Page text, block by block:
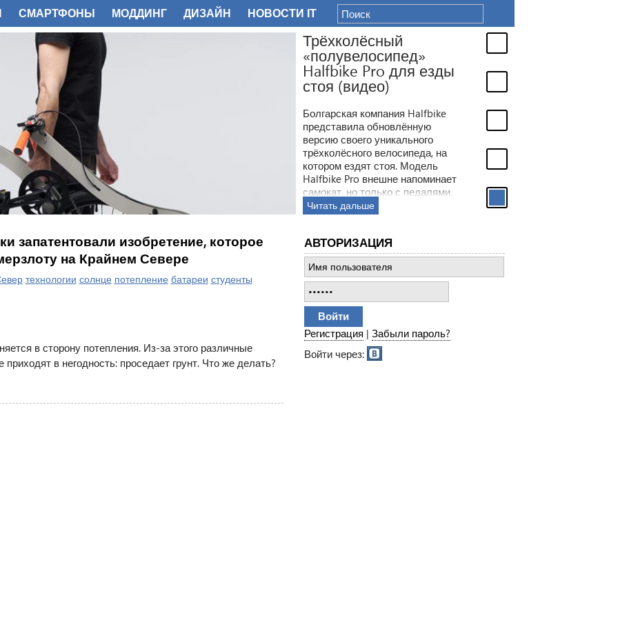
Трёхколёсный
«полувелосипед»
Halfbike Pro для езды
стоя (видео)
Болгарская компания Halfbike
представила обновлённую
версию своего уникального
трёхколёсного велосипеда, на
котором ездят стоя. Модель
Halfbike Pro внешне напоминает
самокат, но только с педалями.
Читать дальше
запатентовали изобретение, которое
на Крайнем Севере
технологии солнце потепление батареи студенты
в сторону потепления. Из-за этого различные
в негодность: проседает грунт. Что же делать?
АВТОРИЗАЦИЯ
Регистрация | Забыли пароль?
Войти через:
СМАРТФОНЫ МОДДИНГ ДИЗАЙН НОВОСТИ IT
ФОТО